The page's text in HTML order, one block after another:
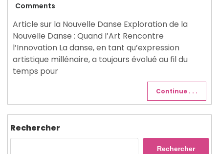
Comments
Article sur la Nouvelle Danse Exploration de la
Nouvelle Danse : Quand l’Art Rencontre
l’Innovation La danse, en tant qu’expression
artistique millénaire, a toujours évolué au fil du
temps pour
Continue . . .
Rechercher
Rechercher